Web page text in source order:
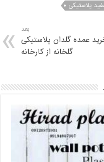
پلاستیکی
بعد
عمده گلدان پلاستیکی
گلخانه از کارخانه